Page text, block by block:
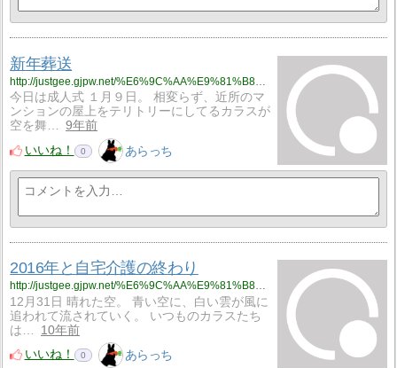
新年葬送
http://justgee.gjpw.net/%E6%9C%AA%E9%81%B8%E6%8A%9E/%E6%96%B0%E5%B9%B4%E8%91%AC%E9%80%81
今日は成人式 １月９日。 相変らず、近所のマ
ンションの屋上をテリトリーにしてるカラスが
空を舞…
9年前
いいね！
0 あらっち
2016年と自宅介護の終わり
http://justgee.gjpw.net/%E6%9C%AA%E9%81%B8%E6%8A%9E/2016%E5%B9%B4%E3%81%A8%E8%87%AA%E5%AE%85%E4%BB%8B%E8%AD%B7%E3%81%AE%E7%B5%82%E3%82%8F%E3%82%8A
12月31日 晴れた空。 青い空に、白い雲が風に
追われて流されていく。 いつものカラスたち
は…
10年前
いいね！
0 あらっち